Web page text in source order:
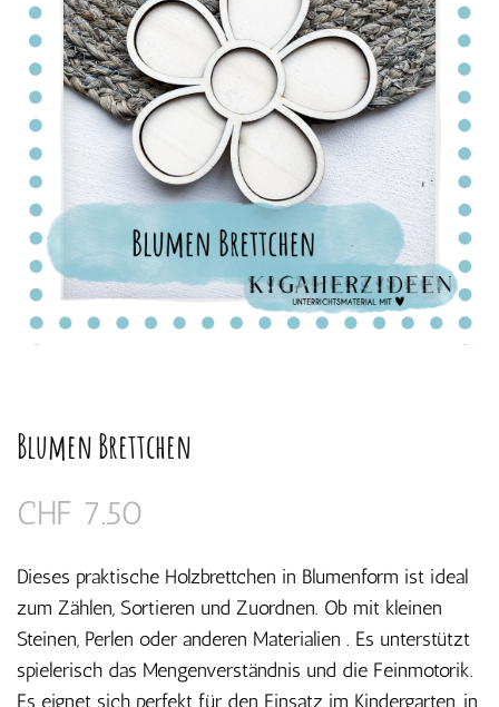
Blumen Brettchen
CHF 7.50
Dieses praktische Holzbrettchen in Blumenform ist ideal
zum Zählen, Sortieren und Zuordnen. Ob mit kleinen
Steinen, Perlen oder anderen Materialien . Es unterstützt
spielerisch das Mengenverständnis und die Feinmotorik.
Es eignet sich perfekt für den Einsatz im Kindergarten, in